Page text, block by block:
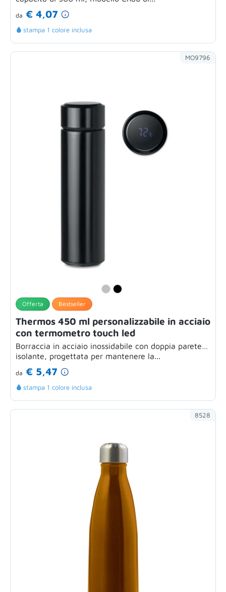
da € 4,07
stampa 1 colore inclusa
MO9796
Offerta Bestseller
Thermos 450 ml personalizzabile in acciaio
con termometro touch led
Borraccia in acciaio inossidabile con doppia parete
isolante, progettata per mantenere la...
da € 5,47
stampa 1 colore inclusa
8528